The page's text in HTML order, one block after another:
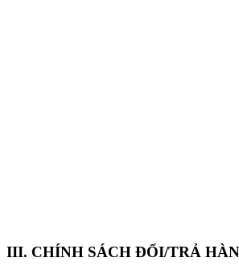
III. CHÍNH SÁCH ĐỔI/TRẢ